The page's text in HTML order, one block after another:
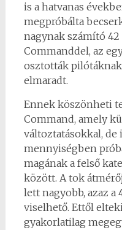
is a hatvanas
megpróbálta
nagynak számító
Commanddel, az
osztották
elmaradt.
Ennek köszönheti
Command, amely
változtatásokkal,
mennyiségben
magának a felső
között. A tok
lett nagyobb, azaz a
viselhető. Ettől
gyakorlatilag